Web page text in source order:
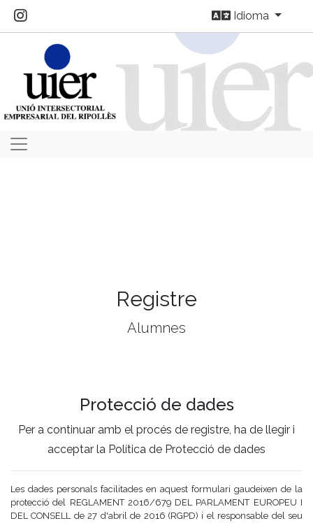
Idioma
Registre
Alumnes
Protecció de dades
Per a continuar amb el procés de registre, ha de llegir i
acceptar la Política de Protecció de dades
Les dades personals facilitades en aquest formulari gaudeixen de la
protecció del REGLAMENT 2016/679 DEL PARLAMENT EUROPEU I
DEL CONSELL de 27 d'abril de 2016 (RGPD) i el responsable del seu